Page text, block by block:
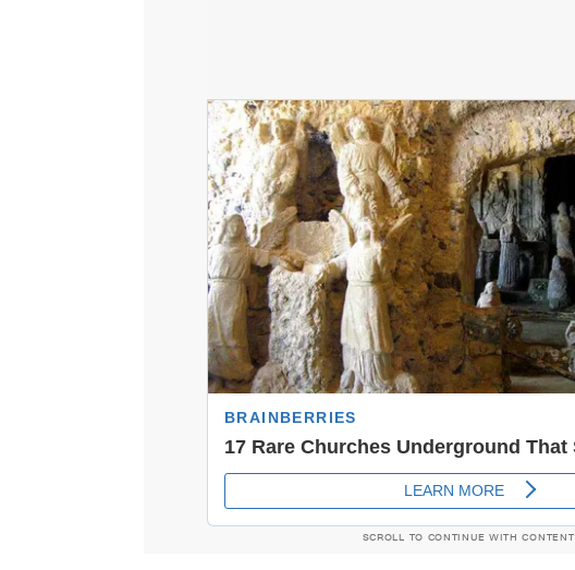
SCROLL TO CONTINUE WITH CONTENT